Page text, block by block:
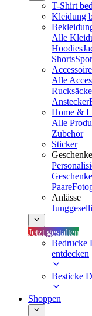
T-Shirt
Kleidung
Alle
Hoodies
Shorts
Alle
Rucksäcke
Anstecker
Home &
Alle
Zubehör
Sticker
Geschenke
Geschenke
Paare
Anlässe
Jetzt gestalten
Bedrucke
entdecken
Besticke
Shoppen